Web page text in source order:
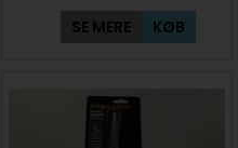
SE MERE KØB